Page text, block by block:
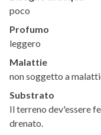
poco
Profumo
leggero
Malattie
non soggetto a
Substrato
Il terreno dev'essere
drenato.